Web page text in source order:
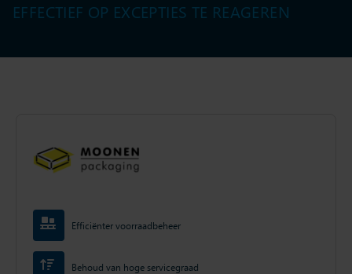
EFFECTIEF OP EXCEPTIES TE REAGEREN
Efficiënter voorraadbeheer
Behoud van hoge servicegraad